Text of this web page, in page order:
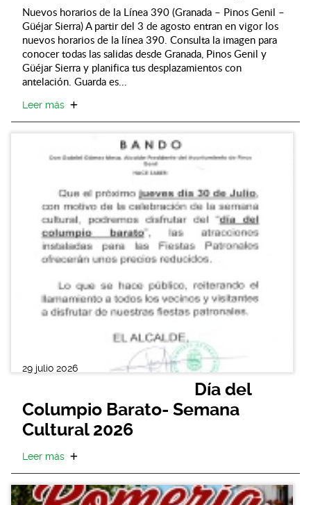
Nuevos horarios de la Línea 390 (Granada – Pinos Genil –
Güéjar Sierra) A partir del 3 de agosto entran en vigor los
nuevos horarios de la línea 390. Consulta la imagen para
conocer todas las salidas desde Granada, Pinos Genil y
Güéjar Sierra y planifica tus desplazamientos con
antelación. Guarda es...
Leer más
29 julio 2026
Día del
Columpio Barato- Semana
Cultural 2026
Leer más